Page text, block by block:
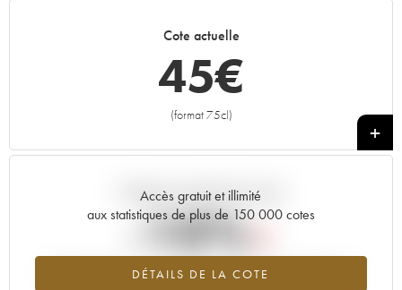
1998
1992
Cote actuelle
45€
(format 75cl)
+
Accès gratuit et illimité
aux statistiques de plus de 150 000 cotes
DÉTAILS DE LA COTE
Tendance actuelle de la cote
-10%
Tendance à la baisse du millésime 2013 en 2026 par rapport à